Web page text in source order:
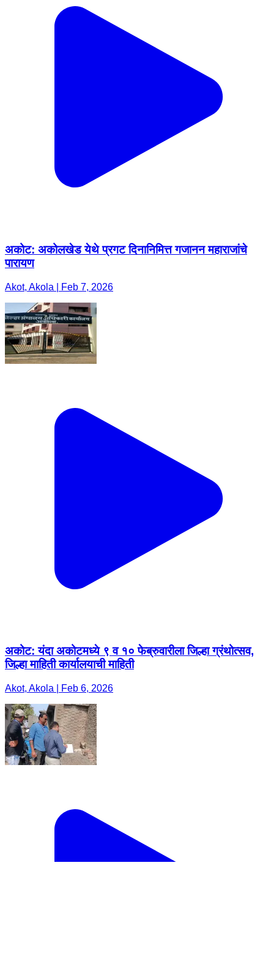
अकोट: अकोलखेड येथे प्रगट दिनानिमित्त गजानन महाराजांचे
पारायण
Akot, Akola | Feb 7, 2026
अकोट: यंदा अकोटमध्ये ९ व १० फेब्रुवारीला जिल्हा ग्रंथोत्सव,
जिल्हा माहिती कार्यालयाची माहिती
Akot, Akola | Feb 6, 2026